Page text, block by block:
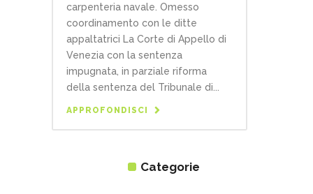
carpenteria navale. Omesso
coordinamento con le ditte
appaltatrici La Corte di Appello di
Venezia con la sentenza
impugnata, in parziale riforma
della sentenza del Tribunale di...
APPROFONDISCI
Categorie